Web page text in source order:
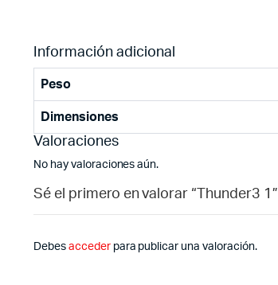
Información adicional
Peso
Dimensiones
Valoraciones
No hay valoraciones aún.
Sé el primero en valorar “Thunder3 1”
Debes accederpara publicar una valoración.